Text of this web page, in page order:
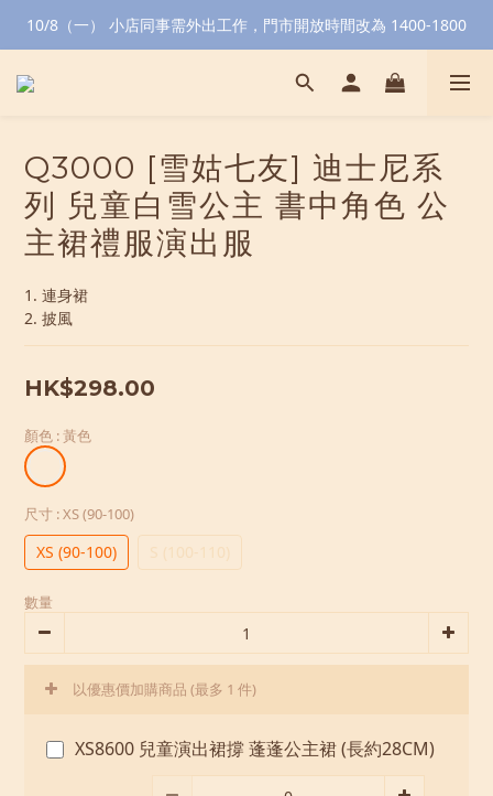
10/8（一） 小店同事需外出工作，門市開放時間改為 1400-1800
Q3000 [雪姑七友] 迪士尼系
列 兒童白雪公主 書中角色 公
主裙禮服演出服
1. 連身裙
2. 披風
HK$298.00
顏色 : 黃色
尺寸 : XS (90-100)
XS (90-100) S (100-110)
數量
以優惠價加購商品 (最多 1 件)
XS8600 兒童演出裙撐 蓬蓬公主裙 (長約28CM)